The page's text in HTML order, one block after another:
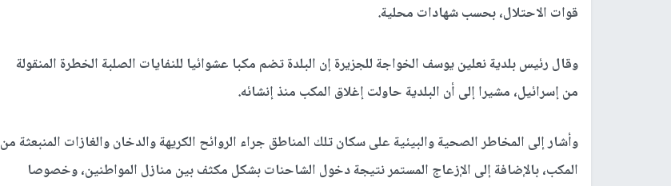
قوات الاحتلال، بحسب شهادات محلية.
وقال رئيس بلدية نعلين يوسف الخواجة للجزيرة إن البلدة تضم مكبا عشوائيا للنفايات الصلبة الخطرة المنقولة
من إسرائيل، مشيرا إلى أن البلدية حاولت إغلاق المكب منذ إنشائه.
وأشار إلى المخاطر الصحية والبيئية على سكان تلك المناطق جراء الروائح الكريهة والدخان والغازات المنبعثة من
المكب، بالإضافة إلى الإزعاج المستمر نتيجة دخول الشاحنات بشكل مكثف بين منازل المواطنين، وخصوصا